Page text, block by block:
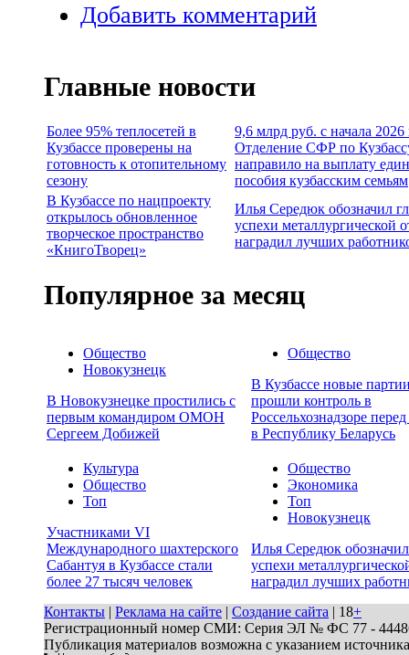
Добавить комментарий
Главные новости
Более 95% теплосетей в
Кузбассе проверены на
готовность к отопительному
сезону
9,6 млрд руб. с начала 2026
Отделение СФР по
направило на выплату
пособия кузбасским семьям
В Кузбассе по нацпроекту
открылось обновленное
творческое пространство
«КнигоТворец»
Илья Середюк обозначил
успехи металлургической
наградил лучших
Популярное за месяц
Общество
Новокузнецк
В Новокузнецке простились с
первым командиром ОМОН
Сергеем Добижей
Общество
В Кузбассе новые
прошли контроль в
Россельхознадзоре
в Республику Беларусь
Культура
Общество
Топ
Участниками VI
Международного шахтерского
Сабантуя в Кузбассе стали
более 27 тысяч человек
Общество
Экономика
Топ
Новокузнецк
Илья Середюк
успехи
наградил лучших
Контакты | Реклама на сайте | Создание сайта | 18+
Регистрационный номер СМИ: Серия ЭЛ № ФС 77 - 44486
Публикация материалов возможна с указанием